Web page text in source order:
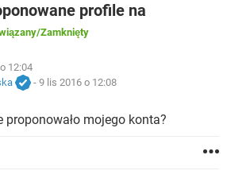
FACEBOOK
TIKTOK
WHATSAPP
WHATSAPP
WHATSAPP
profile na
/Zamknięty
12:04
- 9 lis 2016 o 12:08
proponowało mojego konta?